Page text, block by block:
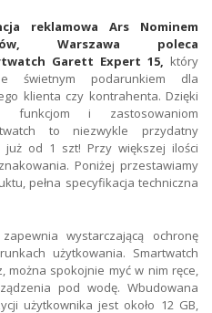
reklamowa Ars Nominem
Warszawa poleca
Garett Expert 15, który
świetnym podarunkiem dla
klienta czy kontrahenta. Dzięki
funkcjom i zastosowaniom
to niezwykle przydatny
już od 1 szt! Przy większej ilości
Poniżej przestawiamy
pełna specyfikacja techniczna
wystarczającą ochronę
użytkowania. Smartwatch
można spokojnie myć w nim ręce,
pod wodę. Wbudowana
użytkownika jest około 12 GB,